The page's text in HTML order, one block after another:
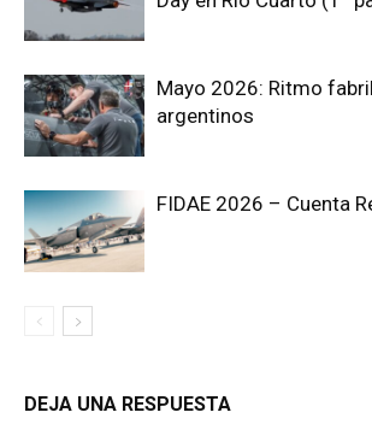
Mayo 2026: Ritmo
argentinos
FIDAE 2026 – Cuenta
DEJA UNA RESPUESTA